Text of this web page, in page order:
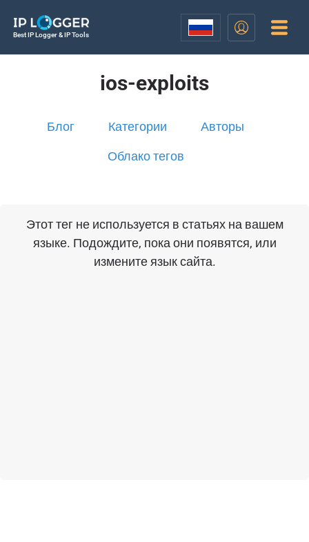
Best IP Logger & IP Tools
ios-exploits
Блог Категории Авторы
Облако тегов